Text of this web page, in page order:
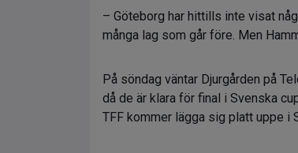
– Göteborg har hittills inte visat
många lag som går före. Men
På söndag väntar Djurgården på
då de är klara för final i Svenska
TFF kommer lägga sig platt uppe i